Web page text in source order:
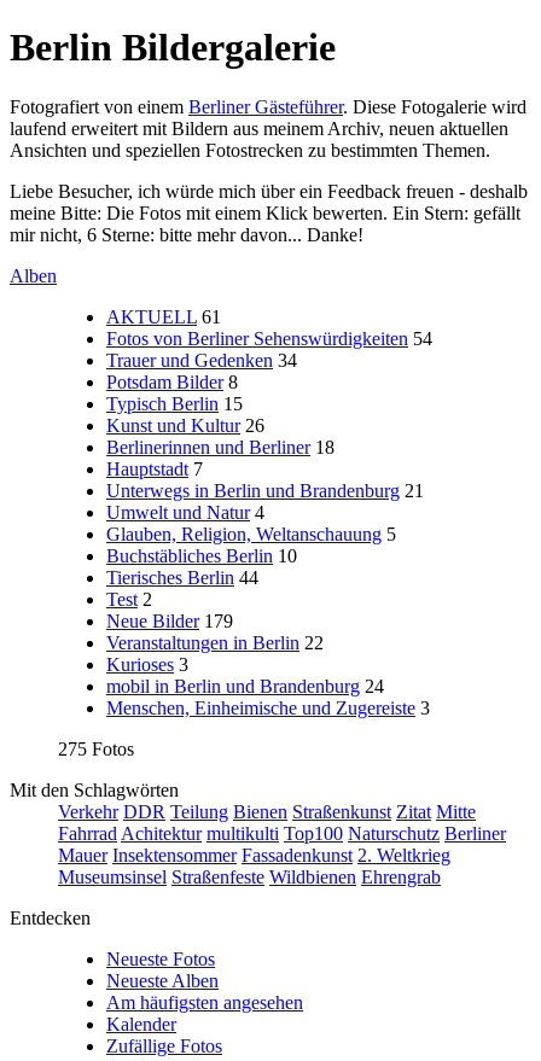
Berlin Bildergalerie
Fotografiert von einem Berliner Gästeführer. Diese Fotogalerie wird
laufend erweitert mit Bildern aus meinem Archiv, neuen aktuellen
Ansichten und speziellen Fotostrecken zu bestimmten Themen.
Liebe Besucher, ich würde mich über ein Feedback freuen - deshalb
meine Bitte: Die Fotos mit einem Klick bewerten. Ein Stern: gefällt
mir nicht, 6 Sterne: bitte mehr davon... Danke!
Alben
AKTUELL 61
Fotos von Berliner Sehenswürdigkeiten 54
Trauer und Gedenken 34
Potsdam Bilder 8
Typisch Berlin 15
Kunst und Kultur 26
Berlinerinnen und Berliner 18
Hauptstadt 7
Unterwegs in Berlin und Brandenburg 21
Umwelt und Natur 4
Glauben, Religion, Weltanschauung 5
Buchstäbliches Berlin 10
Tierisches Berlin 44
Test 2
Neue Bilder 179
Veranstaltungen in Berlin 22
Kurioses 3
mobil in Berlin und Brandenburg 24
Menschen, Einheimische und Zugereiste 3
275 Fotos
Mit den Schlagwörten
Verkehr DDR Teilung Bienen Straßenkunst Zitat Mitte
Fahrrad Achitektur multikulti Top100 Naturschutz Berliner
Mauer Insektensommer Fassadenkunst 2. Weltkrieg
Museumsinsel Straßenfeste Wildbienen Ehrengrab
Entdecken
Neueste Fotos
Neueste Alben
Am häufigsten angesehen
Kalender
Zufällige Fotos